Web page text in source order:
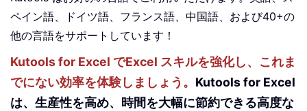
ペイン語、ドイツ語、フランス語、中国語、および40+の
他の言語をサポートしています！
Kutools for Excel でExcel スキルを強化し、これま
でにない効率を体験しましょう。 Kutools for Excel
は、生産性を高め、時間を大幅に節約できる高度な